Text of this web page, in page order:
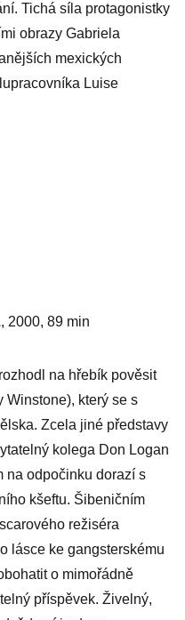
Tichá síla protagonistky
obrazy Gabriela
mexických
Luise
2000, 89 min
na hřebík pověsit
Winstone), který se s
Zcela jiné představy
kolega Don Logan
na odpočinku dorazí s
kšeftu. Šibeničním
režiséra
lásce ke gangsterskému
o mimořádně
příspěvek. Živelný,